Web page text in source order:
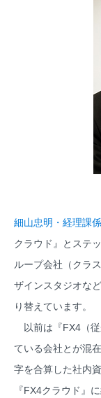
細山忠明・経理課
クラウド』とステ
ループ会社（クラ
ザインスタジオな
り替えています。
以前は『FX4（従
ている会社とが混
字を合算した社内
『FX4クラウド』